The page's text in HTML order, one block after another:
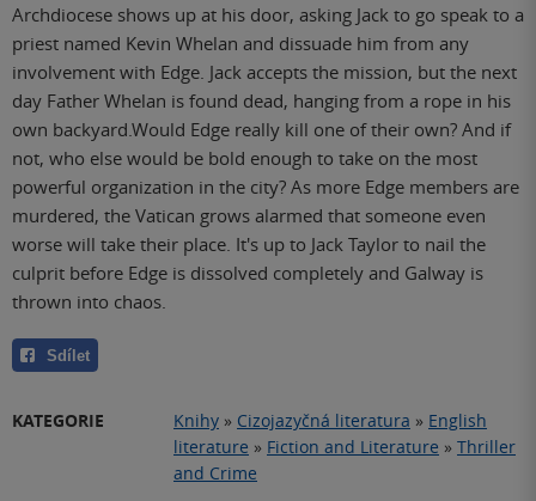
Archdiocese shows up at his door, asking Jack to go speak to a
priest named Kevin Whelan and dissuade him from any
involvement with Edge. Jack accepts the mission, but the next
day Father Whelan is found dead, hanging from a rope in his
own backyard.Would Edge really kill one of their own? And if
not, who else would be bold enough to take on the most
powerful organization in the city? As more Edge members are
murdered, the Vatican grows alarmed that someone even
worse will take their place. It's up to Jack Taylor to nail the
culprit before Edge is dissolved completely and Galway is
thrown into chaos.
Sdílet
KATEGORIE Knihy » Cizojazyčná literatura » English
literature » Fiction and Literature » Thriller
and Crime